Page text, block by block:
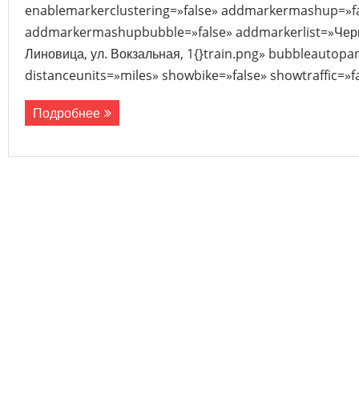
enablemarkerclustering=»false»
addmarkermashupbubble=»false»
Линовица, ул. Вокзальная, 1{}train.png»
distanceunits=»miles» showbike=»false»
Подробнее